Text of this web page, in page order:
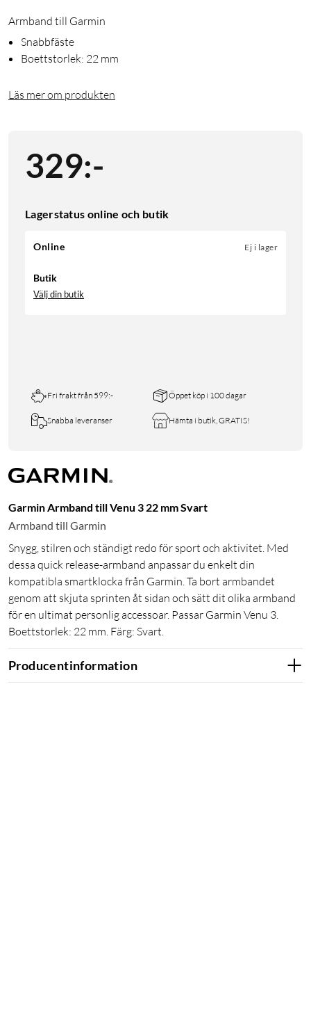
Armband till Garmin
Snabbfäste
Boettstorlek: 22 mm
Läs mer om produkten
329:-
Lagerstatus online och butik
Online Ej i lager
Butik
Välj din butik
Fri frakt från 599:- Öppet köp i 100 dagar
Snabba leveranser Hämta i butik, GRATIS!
Garmin Armband till Venu 3 22 mm Svart
Armband till Garmin
Snygg, stilren och ständigt redo för sport och aktivitet. Med
dessa quick release-armband anpassar du enkelt din
kompatibla smartklocka från Garmin. Ta bort armbandet
genom att skjuta sprinten åt sidan och sätt dit olika armband
för en ultimat personlig accessoar. Passar Garmin Venu 3.
Boettstorlek: 22 mm. Färg: Svart.
Producentinformation